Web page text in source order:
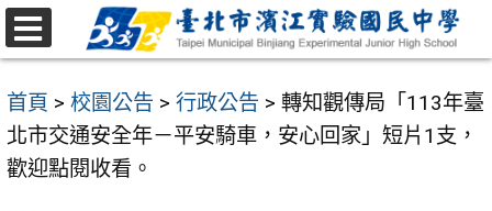
跳
至
要
內
容
首頁 > 校園公告 > 行政公告 > 轉知觀傳局「113年臺
北市交通安全年－平安騎車，安心回家」短片1支，
歡迎點閱收看。
選
單